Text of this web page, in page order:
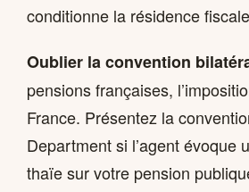
conditionne la résidence
Oublier la convention
pensions françaises,
France. Présentez la
Department si l’agent évoque
thaïe sur votre pension